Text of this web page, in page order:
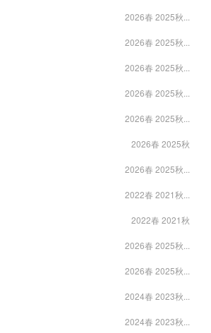
2026春 2025秋...
2026春 2025秋...
2026春 2025秋...
2026春 2025秋...
2026春 2025秋...
2026春 2025秋
2026春 2025秋...
2022春 2021秋...
2022春 2021秋
2026春 2025秋...
2026春 2025秋...
2024春 2023秋...
2024春 2023秋...